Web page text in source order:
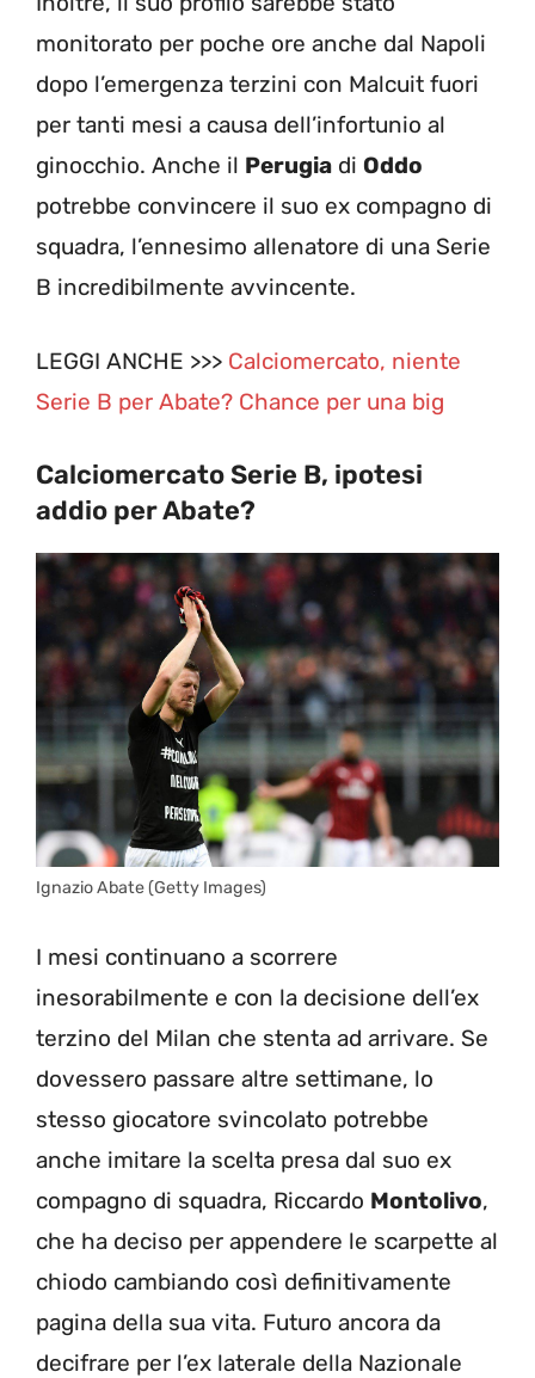
monitorato per poche ore anche dal Napoli
dopo l’emergenza terzini con Malcuit fuori
per tanti mesi a causa dell’infortunio al
ginocchio. Anche il Perugia di Oddo
potrebbe convincere il suo ex compagno di
squadra, l’ennesimo allenatore di una Serie
B incredibilmente avvincente.
LEGGI ANCHE >>> Calciomercato, niente
Serie B per Abate? Chance per una big
Calciomercato Serie B, ipotesi
addio per Abate?
Ignazio Abate (Getty Images)
I mesi continuano a scorrere
inesorabilmente e con la decisione dell’ex
terzino del Milan che stenta ad arrivare. Se
dovessero passare altre settimane, lo
stesso giocatore svincolato potrebbe
anche imitare la scelta presa dal suo ex
compagno di squadra, Riccardo Montolivo,
che ha deciso per appendere le scarpette al
chiodo cambiando così definitivamente
pagina della sua vita. Futuro ancora da
decifrare per l’ex laterale della Nazionale